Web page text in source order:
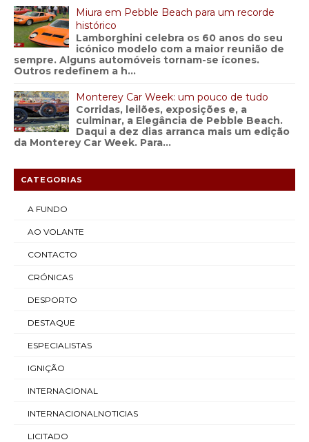
Miura em Pebble Beach para um recorde
histórico
Lamborghini celebra os 60 anos do seu
icónico modelo com a maior reunião de
sempre. Alguns automóveis tornam-se ícones.
Outros redefinem a h...
Monterey Car Week: um pouco de tudo
Corridas, leilões, exposições e, a
culminar, a Elegância de Pebble Beach.
Daqui a dez dias arranca mais um edição
da Monterey Car Week. Para...
CATEGORIAS
A FUNDO
AO VOLANTE
CONTACTO
CRÓNICAS
DESPORTO
DESTAQUE
ESPECIALISTAS
IGNIÇÃO
INTERNACIONAL
INTERNACIONALNOTICIAS
LICITADO